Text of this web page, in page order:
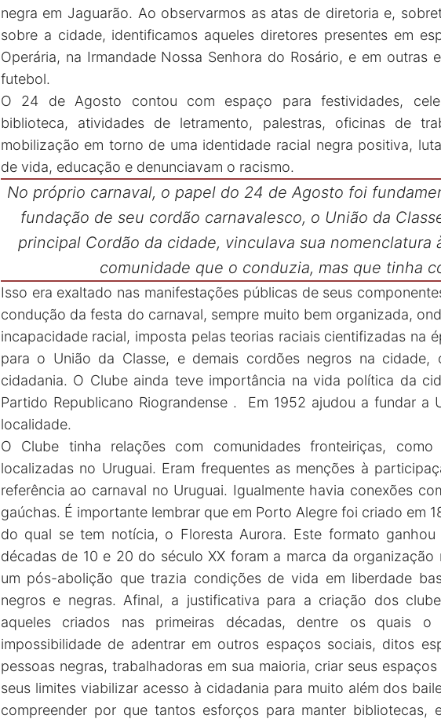
negra em Jaguarão. Ao observarmos as atas de diretoria e,
sobre a cidade, identificamos aqueles diretores presentes em
Operária, na Irmandade Nossa Senhora do Rosário, e em outras
futebol.
O 24 de Agosto contou com espaço para festividades,
biblioteca, atividades de letramento, palestras, oficinas de
mobilização em torno de uma identidade racial negra positiva,
de vida, educação e denunciavam o racismo.
No próprio carnaval, o papel do 24 de Agosto foi
fundação de seu cordão carnavalesco, o União da
principal Cordão da cidade, vinculava sua nomenclatura
comunidade que o conduzia, mas que tinha
Isso era exaltado nas manifestações públicas de seus
condução da festa do carnaval, sempre muito bem organizada,
incapacidade racial, imposta pelas teorias raciais cientifizadas na
para o União da Classe, e demais cordões negros na cidade,
cidadania. O Clube ainda teve importância na vida política da
Partido Republicano Riograndense . Em 1952 ajudou a fundar a
localidade.
O Clube tinha relações com comunidades fronteiriças,
localizadas no Uruguai. Eram frequentes as menções à
referência ao carnaval no Uruguai. Igualmente havia conexões
gaúchas. É importante lembrar que em Porto Alegre foi criado em
do qual se tem notícia, o Floresta Aurora. Este formato
décadas de 10 e 20 do século XX foram a marca da
um pós-abolição que trazia condições de vida em liberdade
negros e negras. Afinal, a justificativa para a criação dos
aqueles criados nas primeiras décadas, dentre os quais
impossibilidade de adentrar em outros espaços sociais, ditos
pessoas negras, trabalhadoras em sua maioria, criar seus
seus limites viabilizar acesso à cidadania para muito além dos
compreender por que tantos esforços para manter bibliotecas,